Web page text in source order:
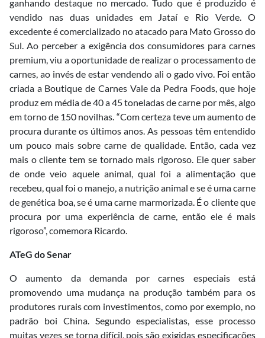
ganhando destaque no mercado. Tudo que é produzido é
vendido nas duas unidades em Jataí e Rio Verde. O
excedente é comercializado no atacado para Mato Grosso do
Sul. Ao perceber a exigência dos consumidores para carnes
premium, viu a oportunidade de realizar o processamento de
carnes, ao invés de estar vendendo ali o gado vivo. Foi então
criada a Boutique de Carnes Vale da Pedra Foods, que hoje
produz em média de 40 a 45 toneladas de carne por mês, algo
em torno de 150 novilhas. “Com certeza teve um aumento de
procura durante os últimos anos. As pessoas têm entendido
um pouco mais sobre carne de qualidade. Então, cada vez
mais o cliente tem se tornado mais rigoroso. Ele quer saber
de onde veio aquele animal, qual foi a alimentação que
recebeu, qual foi o manejo, a nutrição animal e se é uma carne
de genética boa, se é uma carne marmorizada. É o cliente que
procura por uma experiência de carne, então ele é mais
rigoroso”, comemora Ricardo.
ATeG do Senar
O aumento da demanda por carnes especiais está
promovendo uma mudança na produção também para os
produtores rurais com investimentos, como por exemplo, no
padrão boi China. Segundo especialistas, esse processo
muitas vezes se torna difícil, pois são exigidas especificações